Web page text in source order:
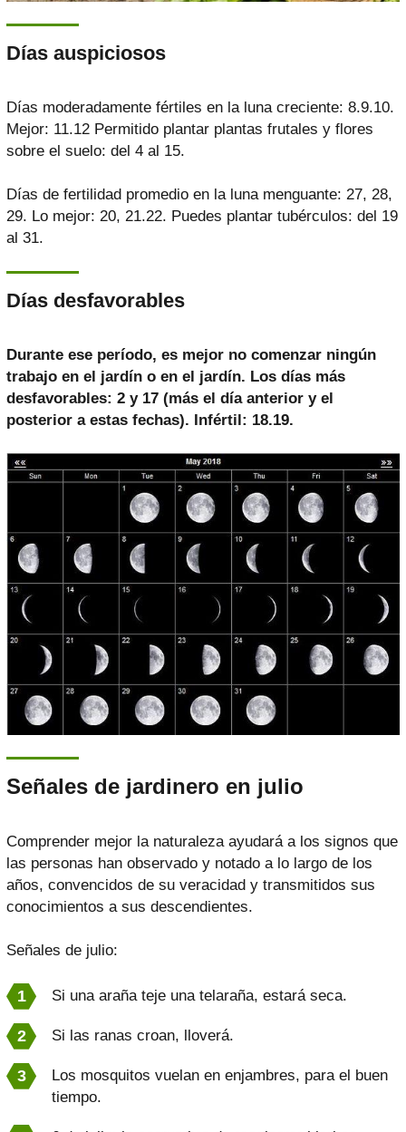
Días auspiciosos
Días moderadamente fértiles en la luna creciente: 8.9.10.
Mejor: 11.12 Permitido plantar plantas frutales y flores
sobre el suelo: del 4 al 15.
Días de fertilidad promedio en la luna menguante: 27, 28,
29. Lo mejor: 20, 21.22. Puedes plantar tubérculos: del 19
al 31.
Días desfavorables
Durante ese período, es mejor no comenzar ningún
trabajo en el jardín o en el jardín. Los días más
desfavorables: 2 y 17 (más el día anterior y el
posterior a estas fechas). Infértil: 18.19.
Señales de jardinero en julio
Comprender mejor la naturaleza ayudará a los signos que
las personas han observado y notado a lo largo de los
años, convencidos de su veracidad y transmitidos sus
conocimientos a sus descendientes.
Señales de julio:
Si una araña teje una telaraña, estará seca.
Si las ranas croan, lloverá.
Los mosquitos vuelan en enjambres, para el buen
tiempo.